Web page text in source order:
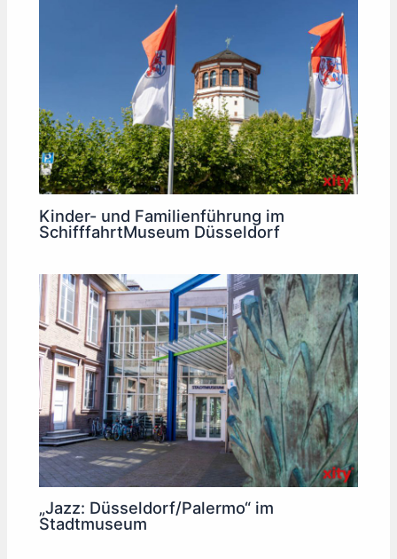
Kinder- und Familienführung im
SchifffahrtMuseum Düsseldorf
„Jazz: Düsseldorf/Palermo“ im
Stadtmuseum